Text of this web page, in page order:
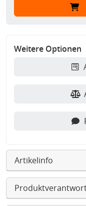
Weitere Optionen
Artikelinfo